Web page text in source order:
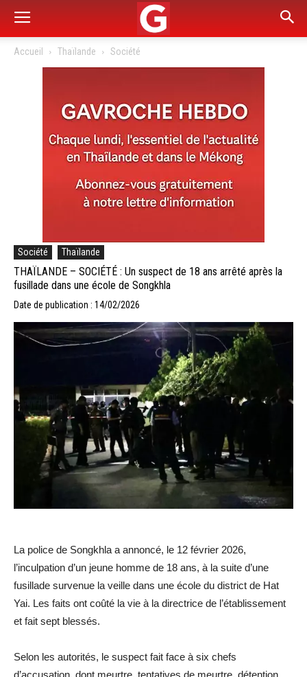
Accueil Thaïlande Société
Société Thaïlande
THAÏLANDE – SOCIÉTÉ : Un suspect de 18 ans arrêté après la
fusillade dans une école de Songkhla
Date de publication : 14/02/2026
La police de Songkhla a annoncé, le 12 février 2026,
l’inculpation d’un jeune homme de 18 ans, à la suite d’une
fusillade survenue la veille dans une école du district de Hat
Yai. Les faits ont coûté la vie à la directrice de l’établissement
et fait sept blessés.
Selon les autorités, le suspect fait face à six chefs
d’accusation, dont meurtre, tentatives de meurtre, détention